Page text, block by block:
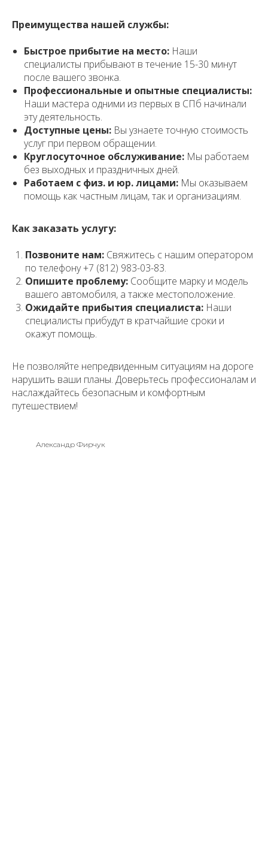
Преимущества нашей службы:
Быстрое прибытие на место: Наши
специалисты прибывают в течение 15-30 минут
после вашего звонка.
Профессиональные и опытные специалисты:
Наши мастера одними из первых в СПб начинали
эту деятельность.
Доступные цены: Вы узнаете точную стоимость
услуг при первом обращении.
Круглосуточное обслуживание: Мы работаем
без выходных и праздничных дней.
Работаем с физ. и юр. лицами: Мы оказываем
помощь как частным лицам, так и организациям.
Как заказать услугу:
Позвоните нам: Свяжитесь с нашим оператором
по телефону +7 (812) 983-03-83.
Опишите проблему: Сообщите марку и модель
вашего автомобиля, а также местоположение.
Ожидайте прибытия специалиста: Наши
специалисты прибудут в кратчайшие сроки и
окажут помощь.
Не позволяйте непредвиденным ситуациям на дороге
нарушить ваши планы. Доверьтесь профессионалам и
наслаждайтесь безопасным и комфортным
путешествием!
Александр Фирчук